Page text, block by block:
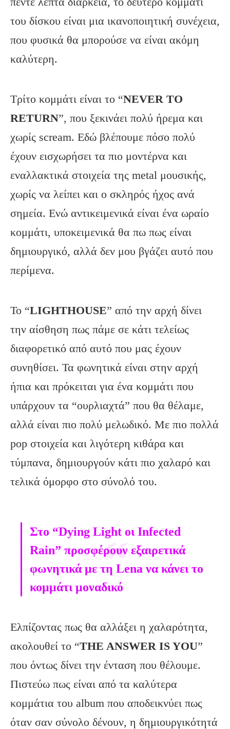
του δίσκου είναι μια ικανοποιητική συνέχεια,
που φυσικά θα μπορούσε να είναι ακόμη
καλύτερη.
Τρίτο κομμάτι είναι το “NEVER TO
RETURN”, που ξεκινάει πολύ ήρεμα και
χωρίς scream. Εδώ βλέπουμε πόσο πολύ
έχουν εισχωρήσει τα πιο μοντέρνα και
εναλλακτικά στοιχεία της metal μουσικής,
χωρίς να λείπει και ο σκληρός ήχος ανά
σημεία. Ενώ αντικειμενικά είναι ένα ωραίο
κομμάτι, υποκειμενικά θα πω πως είναι
δημιουργικό, αλλά δεν μου βγάζει αυτό που
περίμενα.
Το “LIGHTHOUSE” από την αρχή δίνει
την αίσθηση πως πάμε σε κάτι τελείως
διαφορετικό από αυτό που μας έχουν
συνηθίσει. Τα φωνητικά είναι στην αρχή
ήπια και πρόκειται για ένα κομμάτι που
υπάρχουν τα “ουρλιαχτά” που θα θέλαμε,
αλλά είναι πιο πολύ μελωδικό. Με πιο πολλά
pop στοιχεία και λιγότερη κιθάρα και
τύμπανα, δημιουργούν κάτι πιο χαλαρό και
τελικά όμορφο στο σύνολό του.
Στο “Dying Light οι Infected
Rain” προσφέρουν εξαιρετικά
φωνητικά με τη Lena να κάνει το
κομμάτι μοναδικό
Ελπίζοντας πως θα αλλάξει η χαλαρότητα,
ακολουθεί το “THE ANSWER IS YOU”
που όντως δίνει την ένταση που θέλουμε.
Πιστεύω πως είναι από τα καλύτερα
κομμάτια του album που αποδεικνύει πως
όταν σαν σύνολο δένουν, η δημιουργικότητά